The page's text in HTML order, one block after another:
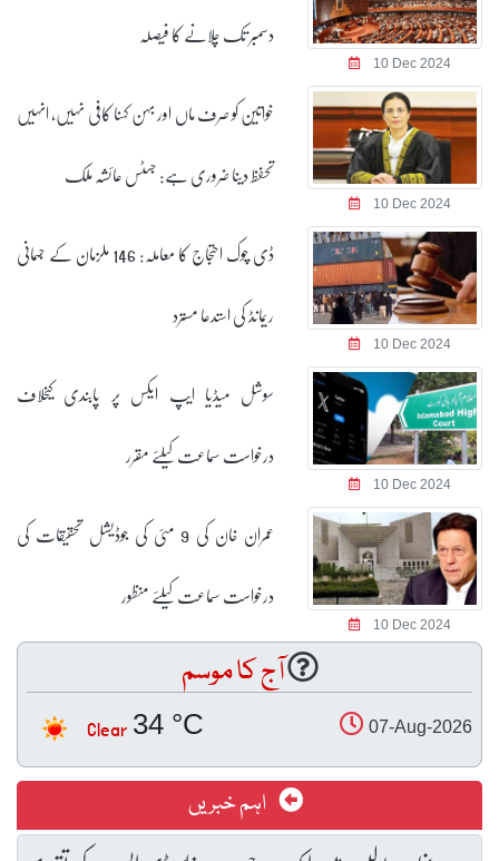
10 Dec 2024
دسمبر تک چلانے کا فیصلہ
10 Dec 2024
خواتین کو صرف ماں اور بہن کہنا کافی نہیں، انہیں
تحفظ دینا ضروری ہے: جسٹس عائشہ ملک
10 Dec 2024
ڈی چوک احتجاج کا معاملہ: 146 ملزمان کے جسمانی
ریمانڈ کی استدعا مسترد
10 Dec 2024
سوشل میڈیا ایپ ایکس پر پابندی کیخلاف
درخواست سماعت کیلئے مقرر
10 Dec 2024
عمران خان کی 9 مئی کی جوڈیشل تحقیقات کی
درخواست سماعت کیلئے منظور
آج کا موسم
07-Aug-2026
34 °C
Clear
اہم خبریں